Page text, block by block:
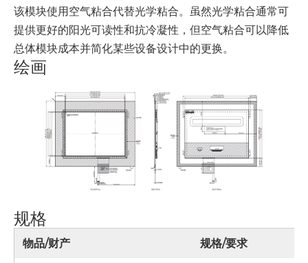
该模块使用空气粘合代替光学粘合。虽然光学粘合通常可
提供更好的阳光可读性和抗冷凝性，但空气粘合可以降低
总体模块成本并简化某些设备设计中的更换。
绘画
规格
物品/财产 规格/要求